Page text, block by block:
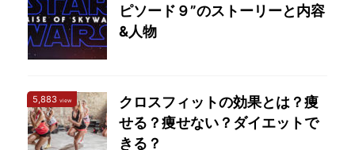
ピソード９”のストーリーと内容
&人物
5,883 view
クロスフィットの効果とは？痩
せる？痩せない？ダイエットで
きる？